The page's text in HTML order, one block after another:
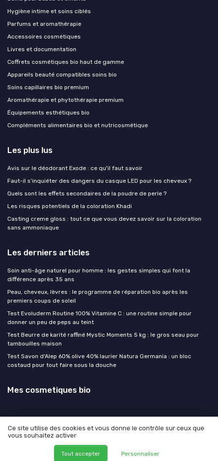
Hygiène intime et soins ciblés
Parfums et aromathérapie
Accessoires cosmétiques
Livres et documentation
Coffrets cosmétiques bio haut de gamme
Appareils beauté compatibles soins bio
Soins capillaires bio premium
Aromathérapie et phytothérapie premium
Équipements esthétiques bio
Compléments alimentaires bio et nutricosmétique
Les plus lus
Avis sur le déodorant Exode : ce qu'il faut savoir
Faut-il s’inquiéter des dangers du casque LED pour les cheveux ?
Quels sont les effets secondaires de la poudre de perle ?
Les risques potentiels de la coloration Khadi
Casting creme gloss : tout ce que vous devez savoir sur la coloration
sans ammoniaque
Les derniers articles
Soin anti-âge naturel pour homme : les gestes simples qui font la
différence après 35 ans
Peau, cheveux, lèvres : le programme de réparation bio après les
premiers coups de soleil
Test Evoluderm Routine 100% Vitamine C : une routine simple pour
donner un peu de peps au teint
Test Beurre de karité raffiné Mystic Moments 5 kg : le gros seau pour
tambouilles maison
Test Savon d'Alep 60% olive 40% laurier Natura Germania : un bloc
costaud pour tout faire sous la douche
Mes cosmetiques bio
Mentions légales
© Mes cosmetiques bio 2026
Ce site utilise des cookies et vous donne le contrôle sur ceux que
vous souhaitez activer
Tout accepter Personnaliser